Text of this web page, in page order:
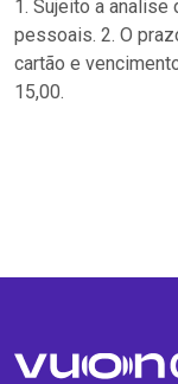
1. Sujeito a
pessoais. 2. O
cartão e
15,00.